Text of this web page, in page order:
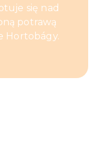
się nad
potrawą
Hortobágy.